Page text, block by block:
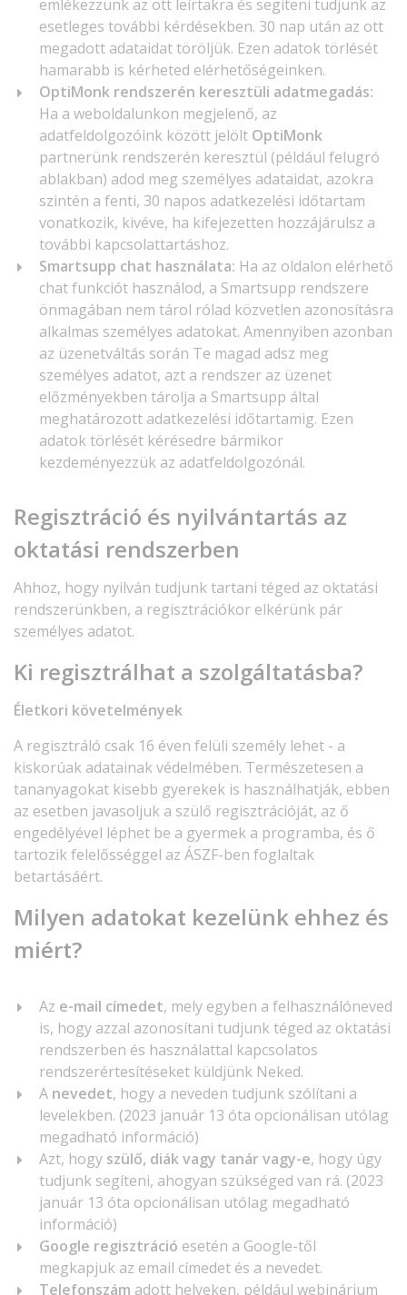
emlékezzünk az ott leírtakra és segíteni tudjunk az
esetleges további kérdésekben. 30 nap után az ott
megadott adataidat töröljük. Ezen adatok törlését
hamarabb is kérheted elérhetőségeinken.
OptiMonk rendszerén keresztüli adatmegadás:
Ha a weboldalunkon megjelenő, az
adatfeldolgozóink között jelölt OptiMonk
partnerünk rendszerén keresztül (például felugró
ablakban) adod meg személyes adataidat, azokra
szintén a fenti, 30 napos adatkezelési időtartam
vonatkozik, kivéve, ha kifejezetten hozzájárulsz a
további kapcsolattartáshoz.
Smartsupp chat használata: Ha az oldalon elérhető
chat funkciót használod, a Smartsupp rendszere
önmagában nem tárol rólad közvetlen azonosításra
alkalmas személyes adatokat. Amennyiben azonban
az üzenetváltás során Te magad adsz meg
személyes adatot, azt a rendszer az üzenet
előzményekben tárolja a Smartsupp által
meghatározott adatkezelési időtartamig. Ezen
adatok törlését kérésedre bármikor
kezdeményezzük az adatfeldolgozónál.
Regisztráció és nyilvántartás az
oktatási rendszerben
Ahhoz, hogy nyilván tudjunk tartani téged az oktatási
rendszerünkben, a regisztrációkor elkérünk pár
személyes adatot.
Ki regisztrálhat a szolgáltatásba?
Életkori követelmények
A regisztráló csak 16 éven felüli személy lehet - a
kiskorúak adatainak védelmében. Természetesen a
tananyagokat kisebb gyerekek is használhatják, ebben
az esetben javasoljuk a szülő regisztrációját, az ő
engedélyével léphet be a gyermek a programba, és ő
tartozik felelősséggel az ÁSZF-ben foglaltak
betartásáért.
Milyen adatokat kezelünk ehhez és
miért?
Az e-mail címedet, mely egyben a felhasználóneved
is, hogy azzal azonosítani tudjunk téged az oktatási
rendszerben és használattal kapcsolatos
rendszerértesítéseket küldjünk Neked.
A nevedet, hogy a neveden tudjunk szólítani a
levelekben. (2023 január 13 óta opcionálisan utólag
megadható információ)
Azt, hogy szülő, diák vagy tanár vagy-e, hogy úgy
tudjunk segíteni, ahogyan szükséged van rá. (2023
január 13 óta opcionálisan utólag megadható
információ)
Google regisztráció esetén a Google-től
megkapjuk az email címedet és a nevedet.
Telefonszám adott helyeken, például webinárium